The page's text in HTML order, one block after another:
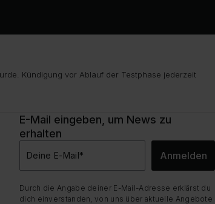
Kündigung vor Ablauf der Testphase jederzeit
E-Mail eingeben, um News zu
erhalten
Deine E-Mail* Anmelden
Durch die Angabe deiner E-Mail-Adresse erklärst du
dich einverstanden, von uns über aktuelle Angebote